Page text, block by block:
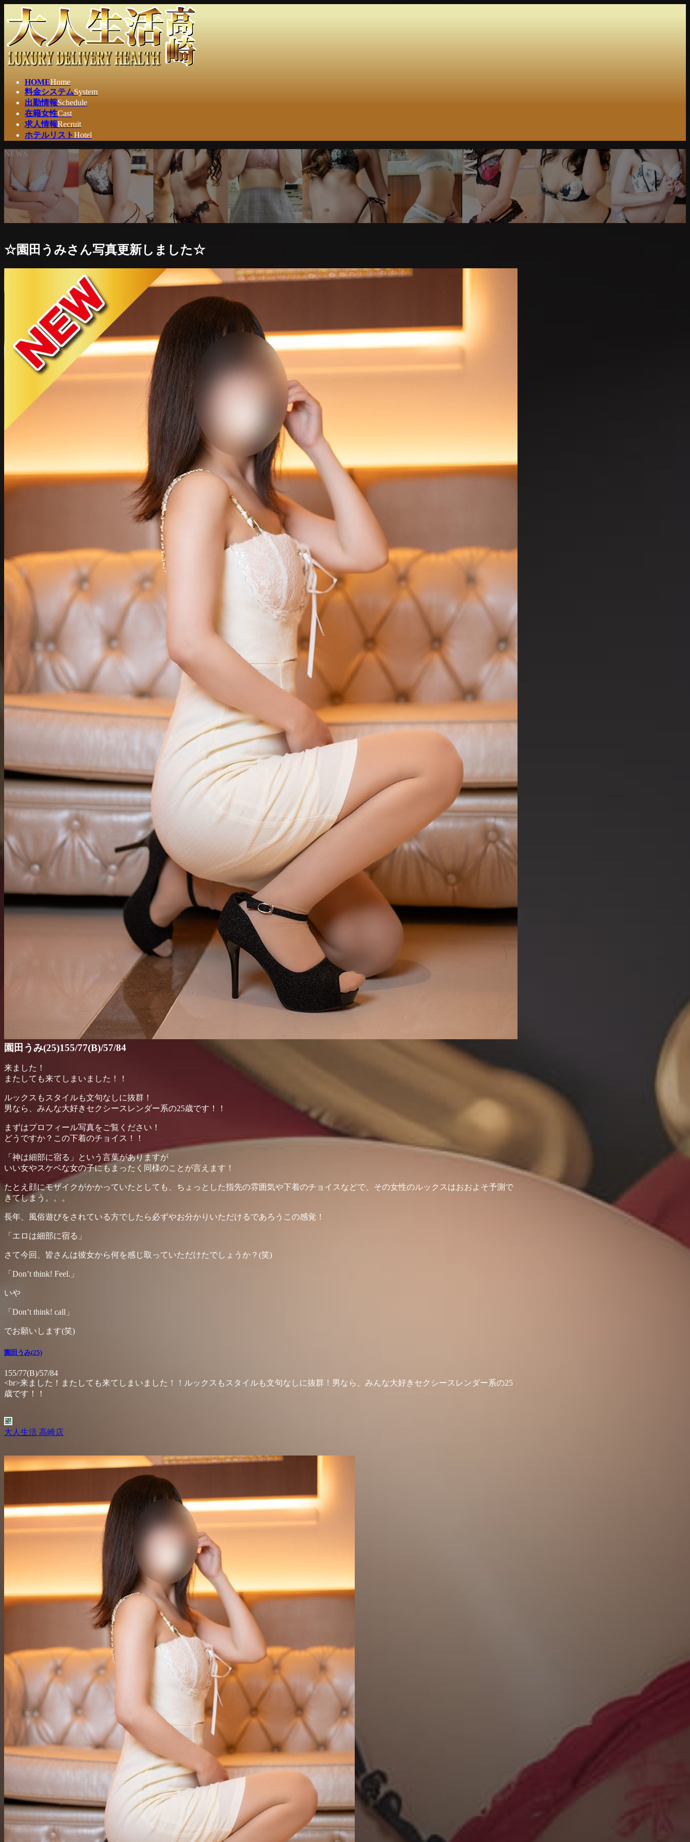
ン
ン
ツ
へ
ビ
ー
シ
ョ
HOMEHome
料金システムSystem
出勤情報Schedule
在籍女性Cast
求人情報Recruit
ホテルリストHotel
NEWS
☆園田うみさん写真更新しました☆
園田うみ(25)155/77(B)/57/84
来ました！
またしても来てしまいました！！
ルックスもスタイルも文句なしに抜群！
男なら、みんな大好きセクシースレンダー系の25歳です！！
まずはプロフィール写真をご覧ください！
どうですか？この下着のチョイス！！
「神は細部に宿る」という言葉がありますが
いい女やスケベな女の子にもまったく同様のことが言えます！
たとえ顔にモザイクがかかっていたとしても、ちょっとした指先の雰囲気や下着のチョイスなどで、その女性のルックスはおおよそ予測で
きてしまう。。。
長年、風俗遊びをされている方でしたら必ずやお分かりいただけるであろうこの感覚！
「エロは細部に宿る」
さて今回、皆さんは彼女から何を感じ取っていただけたでしょうか？(笑)
「Don’t think! Feel.」
いや
「Don’t think! call」
でお願いします(笑)
園田うみ(25)
155/77(B)/57/84
<br>来ました！またしても来てしまいました！！ルックスもスタイルも文句なしに抜群！男なら、みんな大好きセクシースレンダー系の25
歳です！！
大人生活 高崎店